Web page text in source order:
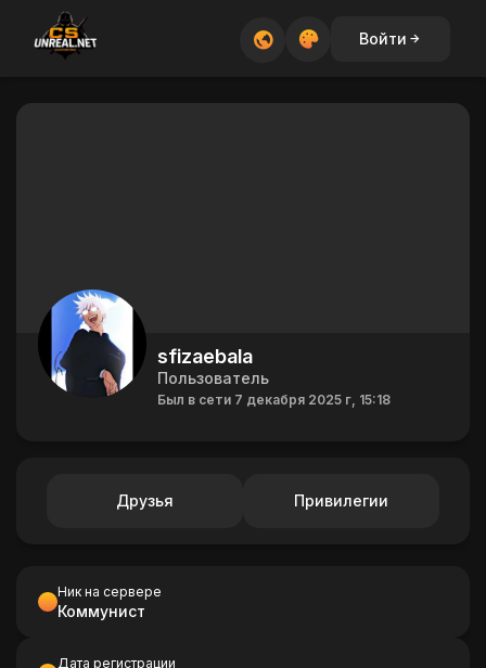
Войти
sfizaebala
Пользователь
Был в сети 7 декабря 2025 г, 15:18
Друзья Привилегии
Ник на сервере
Коммунист
Дата регистрации